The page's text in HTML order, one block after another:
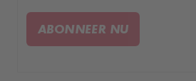
romantische relatie van hun
Oksana, een vrouw die deel
evacuatie die ze jaren geleden
ABONNEER NU